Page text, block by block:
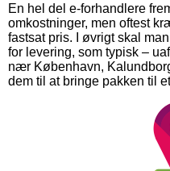
En hel del e-forhandlere
omkostninger, men oftest
fastsat pris. I øvrigt skal
for levering, som typisk –
nær København,
dem til at bringe pakken til